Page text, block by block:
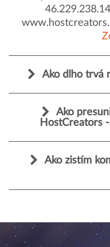
Ako dlho trvá
Ako
HostCreators
Ako zistím